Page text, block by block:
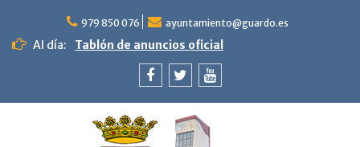
contenido
979 850 076 ayuntamiento@guardo.es
Al día: Tablón de anuncios oficial